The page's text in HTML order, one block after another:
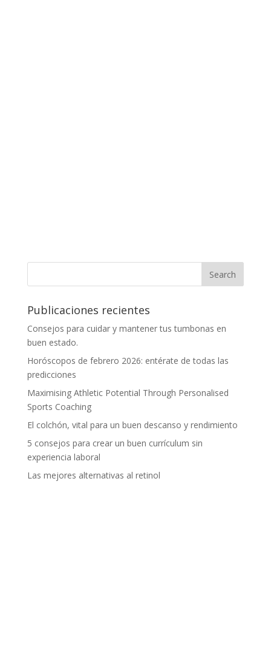
Publicaciones recientes
Consejos para cuidar y mantener tus tumbonas en
buen estado.
Horóscopos de febrero 2026: entérate de todas las
predicciones
Maximising Athletic Potential Through Personalised
Sports Coaching
El colchón, vital para un buen descanso y rendimiento
5 consejos para crear un buen currículum sin
experiencia laboral
Las mejores alternativas al retinol